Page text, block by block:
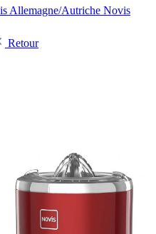
Allemagne/Autriche Novis
Retour